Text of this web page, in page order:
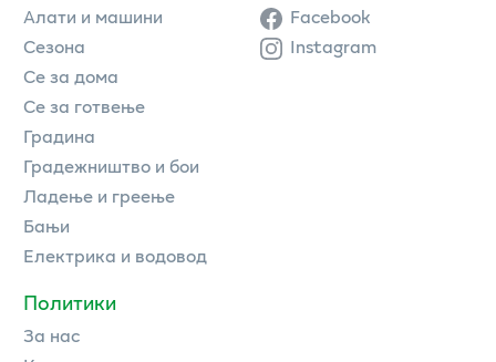
Алати и машини
Сезона
Се за дома
Се за готвење
Градина
Градежништво и бои
Ладење и греење
Бањи
Електрика и водовод
Политики
За нас
Facebook
Instagram